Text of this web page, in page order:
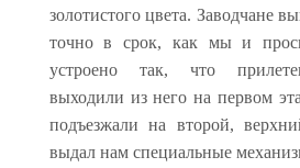
золотистого цвета. Заводчане
точно в срок, как мы и
устроено так, что
выходили из него на первом
подъезжали на второй,
выдал нам специальные